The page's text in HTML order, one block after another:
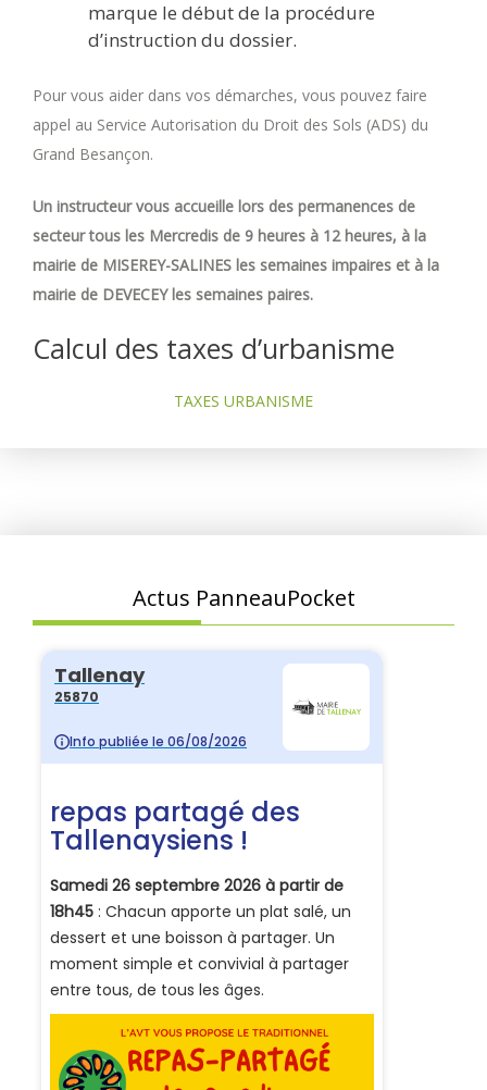
marque le début de la procédure
d’instruction du dossier.
Pour vous aider dans vos démarches, vous pouvez faire
appel au Service Autorisation du Droit des Sols (ADS) du
Grand Besançon.
Un instructeur vous accueille lors des permanences de
secteur tous les Mercredis de 9 heures à 12 heures, à la
mairie de MISEREY-SALINES les semaines impaires et à la
mairie de DEVECEY les semaines paires.
Calcul des taxes d’urbanisme
TAXES URBANISME
Actus PanneauPocket